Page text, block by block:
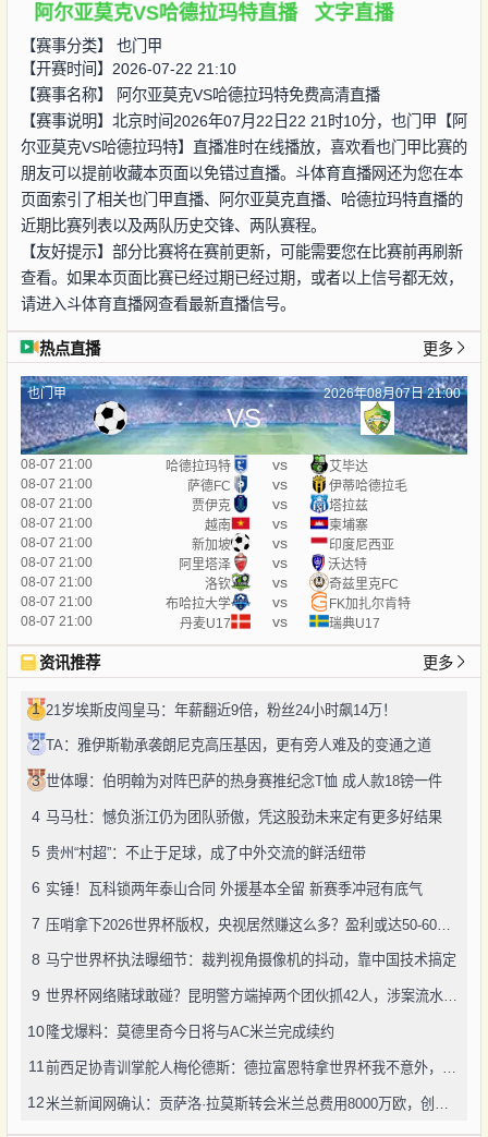
阿尔亚莫克VS哈德拉玛特直播 文字直播
【赛事分类】 也门甲
【开赛时间】2026-07-22 21:10
【赛事名称】
阿尔亚莫克VS哈德拉玛特免费高清直播
【赛事说明】北京时间2026年07月22日22 21时10分，也门甲【阿
尔亚莫克VS哈德拉玛特】直播准时在线播放，喜欢看也门甲比赛的
朋友可以提前收藏本页面以免错过直播。斗体育直播网还为您在本
页面索引了相关也门甲直播、阿尔亚莫克直播、哈德拉玛特直播的
近期比赛列表以及两队历史交锋、两队赛程。
【友好提示】部分比赛将在赛前更新，可能需要您在比赛前再刷新
查看。如果本页面比赛已经过期已经过期，或者以上信号都无效，
请进入斗体育直播网查看最新直播信号。
热点直播 更多
也门甲 2026年08月07日 21:00
VS
08-07 21:00 哈德拉玛特 vs
艾毕达
08-07 21:00
萨德FC vs
伊蒂哈德拉毛
08-07 21:00
贾伊克 vs
塔拉兹
08-07 21:00
越南 vs
柬埔寨
08-07 21:00
新加坡 vs
印度尼西亚
08-07 21:00
阿里塔泽 vs
沃达特
08-07 21:00
洛钦 vs
奇兹里克FC
08-07 21:00
布哈拉大学 vs
FK加扎尔肯特
08-07 21:00
丹麦U17 vs 瑞典U17
资讯推荐 更多
1 21岁埃斯皮闯皇马：年薪翻近9倍，粉丝24小时飙14万！
2 TA：雅伊斯勒承袭朗尼克高压基因，更有旁人难及的变通之道
3 世体曝：伯明翰为对阵巴萨的热身赛推纪念T恤 成人款18镑一件
4 马马杜：憾负浙江仍为团队骄傲，凭这股劲未来定有更多好结果
5 贵州“村超”：不止于足球，成了中外交流的鲜活纽带
6 实锤！瓦科锁两年泰山合同 外援基本全留 新赛季冲冠有底气
7 压哨拿下2026世界杯版权，央视居然赚这么多？盈利或达50-60亿！
8 马宁世界杯执法曝细节：裁判视角摄像机的抖动，靠中国技术搞定
9 世界杯网络赌球敢碰？昆明警方端掉两个团伙抓42人，涉案流水超三千万
10 隆戈爆料：莫德里奇今日将与AC米兰完成续约
11
12